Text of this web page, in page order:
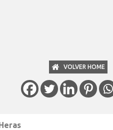
VOLVER HOME